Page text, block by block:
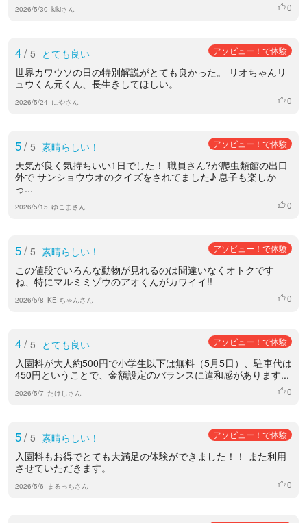
2026/5/30 kikiさん いいね
0
4/ 5 とても良い アソビュー！で体験
世界カワウソの日の特別解説がとても良かった。 リオちゃんリ
ュウくん元くん、長生きしてほしい。
2026/5/24 にやさん いいね
0
5/ 5 素晴らしい！ アソビュー！で体験
天気が良く気持ちいい1日でした！ 職員さん?が爬虫類館の出口
外で サンショウウオのクイズをされてました♪ 息子も楽しか
っ...
2026/5/15 ゆこまさん いいね
0
5/ 5 素晴らしい！ アソビュー！で体験
この値段でいろんな動物が見れるのは間違いなくオトクです
ね、特にマルミミゾウのアオくんがカワイイ!!
2026/5/8 KEIちゃんさん いいね
0
4/ 5 とても良い アソビュー！で体験
入園料が大人約500円で小学生以下は無料（5月5日）、駐車代は
450円ということで、金額設定のバランスに違和感があります...
2026/5/7 たけしさん いいね
0
5/ 5 素晴らしい！ アソビュー！で体験
入園料もお得でとても大満足の体験ができました！！ また利用
させていただきます。
2026/5/6 まるっちさん いいね
0